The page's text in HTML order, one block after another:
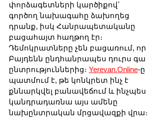
փորձագետների կարծիքով՝
գործող նախագահը ձախողեց
դրանք, իսկ Հանրապետականը
բացահայտ հաղթող էր։
Դեմոկրատները չեն բացառում, որ
Բայդենն ընդհանրապես դուրս գա
ընտրություններից։ Yerevan.Online-ը
պատմում է, թե կոնկրետ ինչ է
քննարկվել բանավեճում և ինչպես
կանդրադառնա այս ամենը
նախընտրական մրցավազքի վրա։